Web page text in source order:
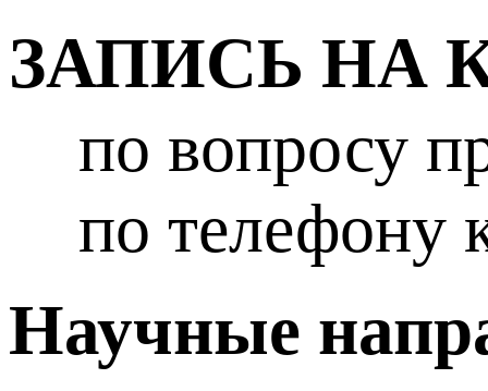
ЗАПИСЬ НА
по вопросу
по телефону
Научные